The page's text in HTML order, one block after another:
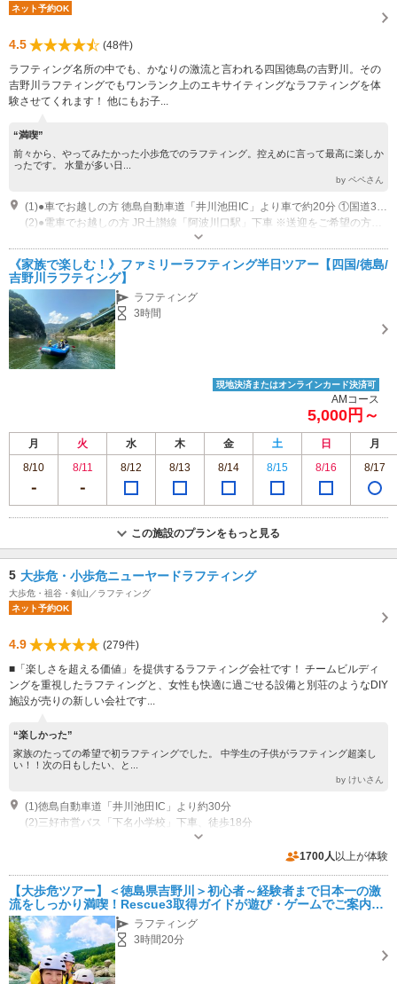
ネット予約OK
4.5
(48件)
ラフティング名所の中でも、かなりの激流と言われる四国徳島の吉野川。その
吉野川ラフティングでもワンランク上のエキサイティングなラフティングを体
験させてくれます！ 他にもお子...
“満喫”
前々から、やってみたかった小歩危でのラフティング。控えめに言って最高に楽しか
ったです。 水量が多い日...
by ペペさん
(1)●車でお越しの方 徳島自動車道「井川池田IC」より車で約20分 ①国道32号線沿いを高知方面へ進む ②JR土讃線「阿波川口駅」近くの緑の鉄橋が見えたら319号線に入って約5分進む ※KENMIラフティングや賢見温泉の看板が見える駐車場が集合場所です。
営業時間：9:00～18:00 休業：11月～3月
《家族で楽しむ！》ファミリーラフティング半日ツアー【四国/徳島/
吉野川ラフティング】
ラフティング
3時間
現地決済またはオンラインカード決済可
AMコース
5,000円～
月 火 水 木 金 土 日
月
8/10
8/11 8/12 8/13 8/14 8/15 8/16 8/17
この施設のプランをもっと見る
5 大歩危・小歩危ニューヤードラフティング
大歩危・祖谷・剣山／ラフティング
ネット予約OK
4.9
(279件)
■「楽しさを超える価値」を提供するラフティング会社です！ チームビルディ
ングを重視したラフティングと、女性も快適に過ごせる設備と別荘のようなDIY
施設が売りの新しい会社です...
“楽しかった”
家族のたっての希望で初ラフティングでした。 中学生の子供がラフティング超楽し
い！！次の日もしたい、と...
by けいさん
(1)徳島自動車道「井川池田IC」より約30分
(2)三好市営バス「下名小学校」下車、徒歩18分
1700人 以上が体験
【大歩危ツアー】＜徳島県吉野川＞初心者～経験者まで日本一の激
流をしっかり満喫！Rescue3取得ガイドが遊び・ゲームでご案内☆
個室シャワー&パウダールーム｜カフェ風施設
ラフティング
3時間20分